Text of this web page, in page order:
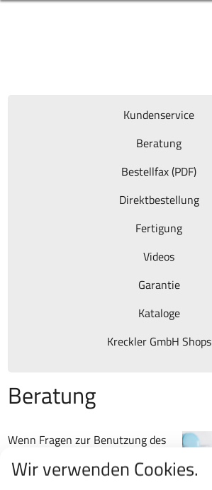
Kundenservice
Beratung
Bestellfax (PDF)
Direktbestellung
Fertigung
Videos
Garantie
Kataloge
Kreckler GmbH Shops
Beratung
Wenn Fragen zur Benutzung des
Produkten aufkommen, beraten
Wir verwenden Cookies.